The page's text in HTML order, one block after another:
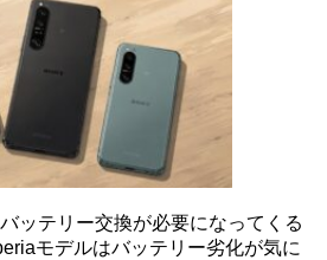
ッテリー交換が必要になってくる
モデルはバッテリー劣化が気に